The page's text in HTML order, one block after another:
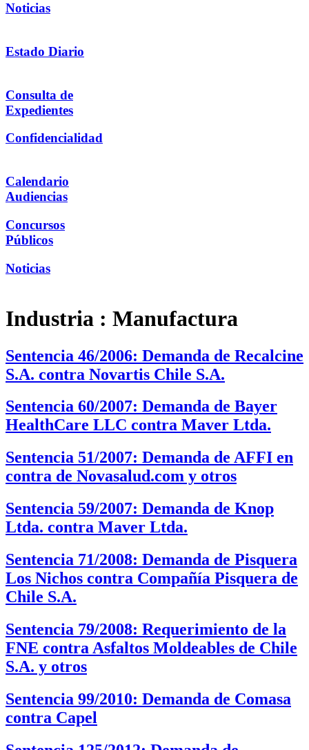
Noticias
Estado Diario
Consulta de
Expedientes
Confidencialidad
Calendario
Audiencias
Concursos
Públicos
Noticias
Industria : Manufactura
Sentencia 46/2006: Demanda de Recalcine
S.A. contra Novartis Chile S.A.
Sentencia 60/2007: Demanda de Bayer
HealthCare LLC contra Maver Ltda.
Sentencia 51/2007: Demanda de AFFI en
contra de Novasalud.com y otros
Sentencia 59/2007: Demanda de Knop
Ltda. contra Maver Ltda.
Sentencia 71/2008: Demanda de Pisquera
Los Nichos contra Compañía Pisquera de
Chile S.A.
Sentencia 79/2008: Requerimiento de la
FNE contra Asfaltos Moldeables de Chile
S.A. y otros
Sentencia 99/2010: Demanda de Comasa
contra Capel